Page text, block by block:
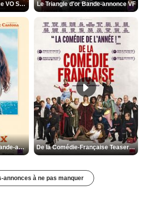
L'Odyssée Bande-annonce VO STFR Le Triangle d'or Bande-annonce VF
Les Matins merveilleux Bande-annonce VF De la Comédie-Française Teaser VF
annonces à ne pas manquer